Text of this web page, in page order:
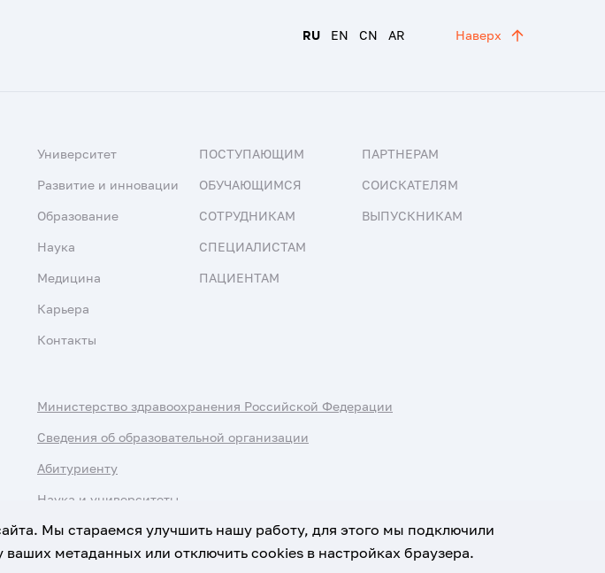
RU EN CN AR Наверх
Университет
Развитие и инновации
Образование
Наука
Медицина
Карьера
Контакты
ПОСТУПАЮЩИМ
ОБУЧАЮЩИМСЯ
СОТРУДНИКАМ
СПЕЦИАЛИСТАМ
ПАЦИЕНТАМ
ПАРТНЕРАМ
СОИСКАТЕЛЯМ
ВЫПУСКНИКАМ
Министерство здравоохранения Российской Федерации
Сведения об образовательной организации
Абитуриенту
Наука и университеты
Мы стараемся улучшить нашу работу, для этого мы подключили
метаданных или отключить cookies в настройках браузера.